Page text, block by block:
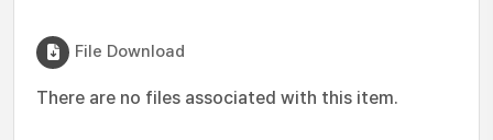
File Download
There are no files associated with this item.